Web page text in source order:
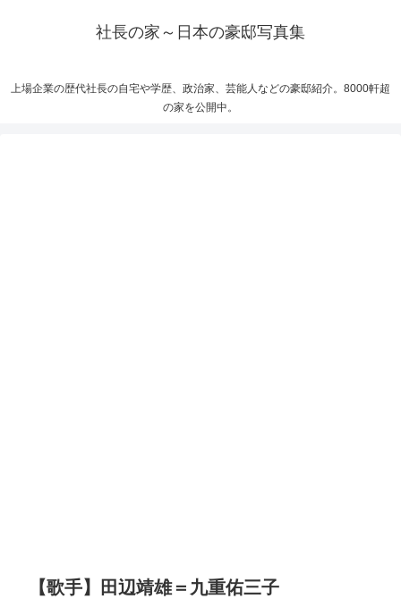
社長の家～日本の豪邸写真集
上場企業の歴代社長の自宅や学歴、政治家、芸能人などの豪邸紹介。8000軒超
の家を公開中。
【歌手】田辺靖雄＝九重佑三子